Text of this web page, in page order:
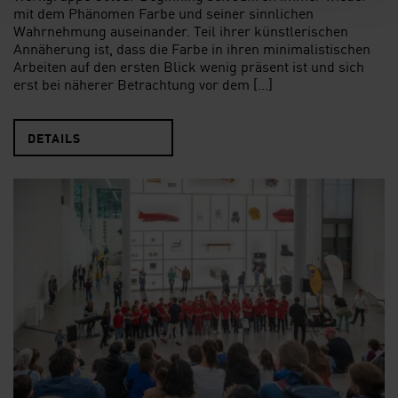
mit dem Phänomen Farbe und seiner sinnlichen
Wahrnehmung auseinander. Teil ihrer künstlerischen
Annäherung ist, dass die Farbe in ihren minimalistischen
Arbeiten auf den ersten Blick wenig präsent ist und sich
erst bei näherer Betrachtung vor dem […]
DETAILS